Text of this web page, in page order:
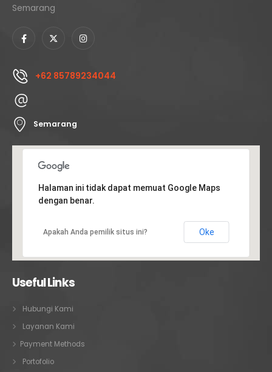
Semarang
+62 85789234044
Semarang
Halaman ini tidak dapat memuat Google Maps
dengan benar.
Apakah Anda pemilik situs ini? Oke
Useful Links
Hubungi Kami
Layanan Kami
Payment Methods
Portofolio